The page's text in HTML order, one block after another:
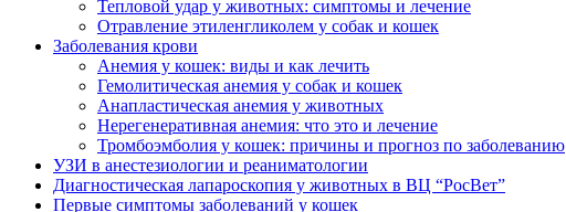
Тепловой удар у животных: симптомы и лечение
Отравление этиленгликолем у собак и кошек
Заболевания крови
Анемия у кошек: виды и как лечить
Гемолитическая анемия у собак и кошек
Анапластическая анемия у животных
Нерегенеративная анемия: что это и лечение
Тромбоэмболия у кошек: причины и прогноз по заболеванию
УЗИ в анестезиологии и реаниматологии
Диагностическая лапароскопия у животных в ВЦ “РосВет”
Первые симптомы заболеваний у кошек